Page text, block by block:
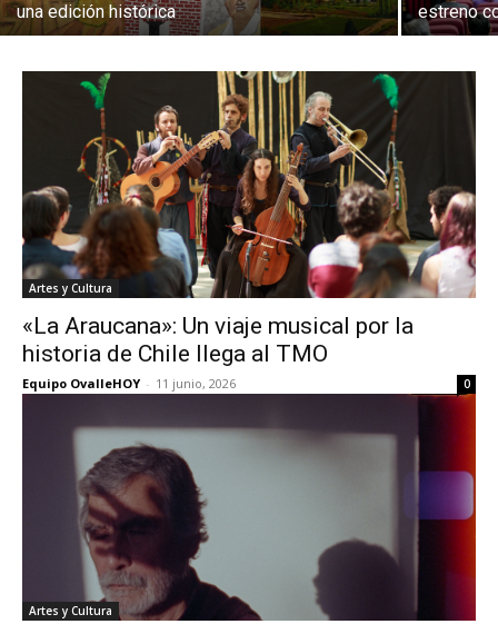
una edición histórica
estreno
Artes y Cultura
«La Araucana»: Un viaje musical por la
historia de Chile llega al TMO
Equipo OvalleHOY - 11 junio, 2026 0
Artes y Cultura